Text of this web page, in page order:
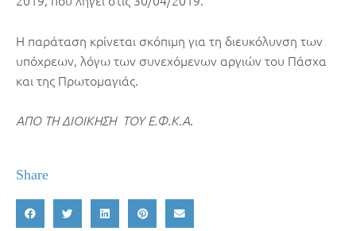
Η παράταση κρίνεται σκόπιμη για τη διευκόλυνση των
υπόχρεων, λόγω των συνεχόμενων αργιών του Πάσχα
και της Πρωτομαγιάς.
ΑΠΟ ΤΗ ΔΙΟΙΚΗΣΗ ΤΟΥ Ε.Φ.Κ.Α.
Share